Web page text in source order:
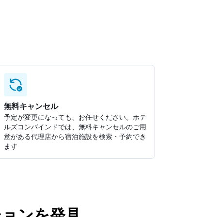
無料キャンセル
予定が変更になっても、お任せください。ホテ
ルズコンバインドでは、無料キャンセルのご用
意がある代理店から宿泊施設を検索・予約でき
ます